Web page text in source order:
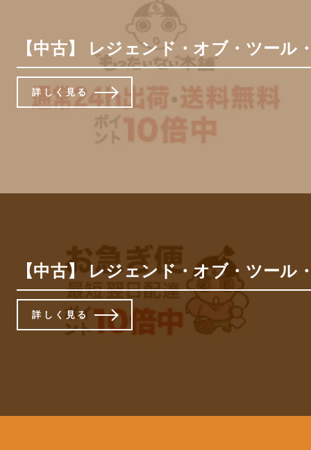
【中古】 レジェンド・オブ・ツー
詳しく見る
【中古】 レジェンド・オブ・ツー
詳しく見る